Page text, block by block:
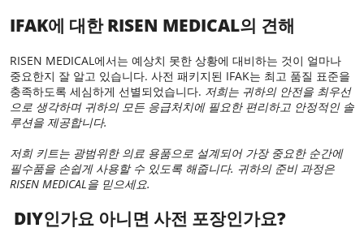
IFAK에 대한 RISEN MEDICAL의 견해
RISEN MEDICAL에서는 예상치 못한 상황에 대비하는 것이 얼마나
중요한지 잘 알고 있습니다. 사전 패키지된 IFAK는 최고 품질 표준을
충족하도록 세심하게 선별되었습니다. 저희는 귀하의 안전을 최우선
으로 생각하며 귀하의 모든 응급처치에 필요한 편리하고 안정적인 솔
루션을 제공합니다.
저희 키트는 광범위한 의료 용품으로 설계되어 가장 중요한 순간에
필수품을 손쉽게 사용할 수 있도록 해줍니다. 귀하의 준비 과정은
RISEN MEDICAL을 믿으세요.
DIY인가요 아니면 사전 포장인가요?